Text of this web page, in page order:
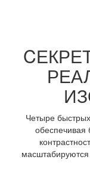
Четыре
обеспечивая
масштабируются